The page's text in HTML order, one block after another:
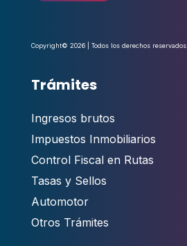
Copyright© 2026 | Todos los derechos reservados.
Trámites
Ingresos brutos
Impuestos Inmobiliarios
Control Fiscal en Rutas
Tasas y Sellos
Automotor
Otros Trámites